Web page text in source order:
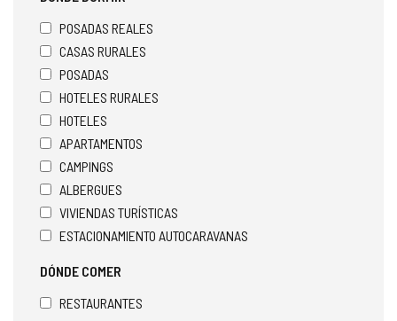
POSADAS REALES
CASAS RURALES
POSADAS
HOTELES RURALES
HOTELES
APARTAMENTOS
CAMPINGS
ALBERGUES
VIVIENDAS TURÍSTICAS
ESTACIONAMIENTO AUTOCARAVANAS
DÓNDE COMER
RESTAURANTES